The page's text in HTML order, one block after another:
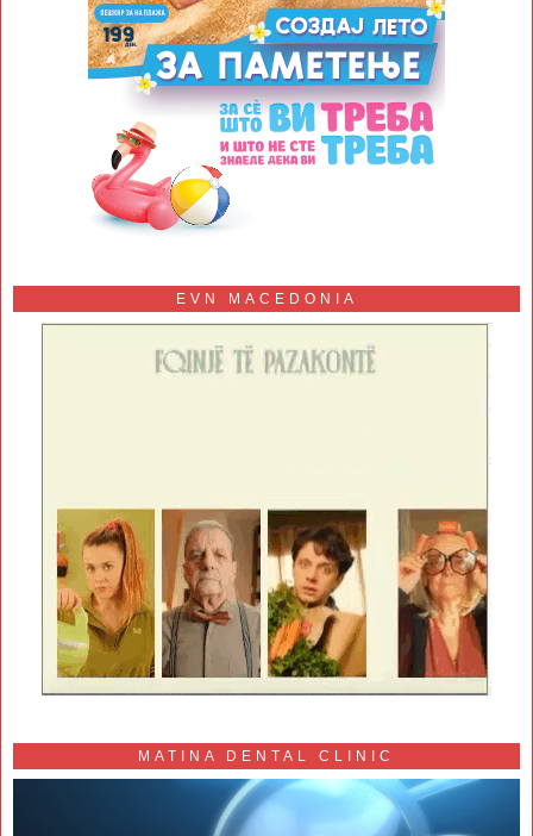
EVN MACEDONIA
MATINA DENTAL CLINIC